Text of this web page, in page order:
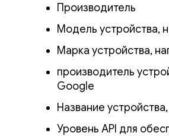
Производитель
Модель устройства,
Марка устройства,
производитель
Google
Название
Уровень API для